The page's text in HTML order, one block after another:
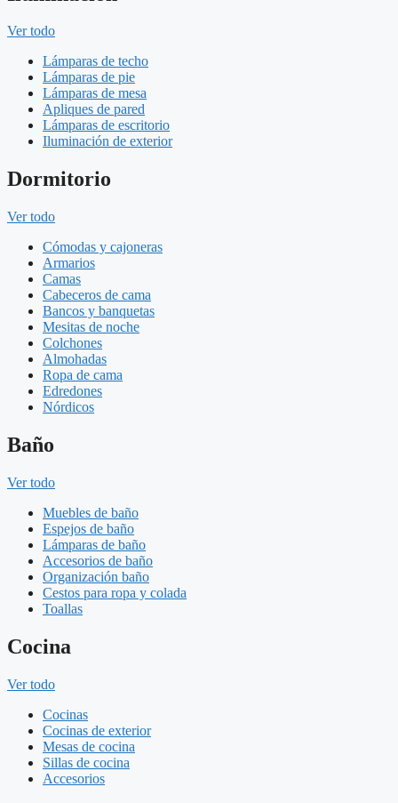
Ver todo
Lámparas de techo
Lámparas de pie
Lámparas de mesa
Apliques de pared
Lámparas de escritorio
Iluminación de exterior
Dormitorio
Ver todo
Cómodas y cajoneras
Armarios
Camas
Cabeceros de cama
Bancos y banquetas
Mesitas de noche
Colchones
Almohadas
Ropa de cama
Edredones
Nórdicos
Baño
Ver todo
Muebles de baño
Espejos de baño
Lámparas de baño
Accesorios de baño
Organización baño
Cestos para ropa y colada
Toallas
Cocina
Ver todo
Cocinas
Cocinas de exterior
Mesas de cocina
Sillas de cocina
Accesorios